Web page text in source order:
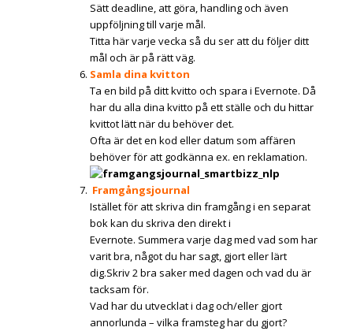
Sätt deadline, att göra, handling och även
uppföljning till varje mål.
Titta här varje vecka så du ser att du följer ditt
mål och är på rätt väg.
Samla dina kvitton
Ta en bild på ditt kvitto och spara i Evernote. Då
har du alla dina kvitto på ett ställe och du hittar
kvittot lätt när du behöver det.
Ofta är det en kod eller datum som affären
behöver för att godkänna ex. en reklamation.
Framgångsjournal
Istället för att skriva din framgång i en separat
bok kan du skriva den direkt i
Evernote. Summera varje dag med vad som har
varit bra, något du har sagt, gjort eller lärt
dig.Skriv 2 bra saker med dagen och vad du är
tacksam för.
Vad har du utvecklat i dag och/eller gjort
annorlunda – vilka framsteg har du gjort?